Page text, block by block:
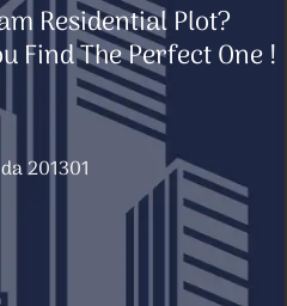
Residential Plot?
Find The Perfect One !
201301